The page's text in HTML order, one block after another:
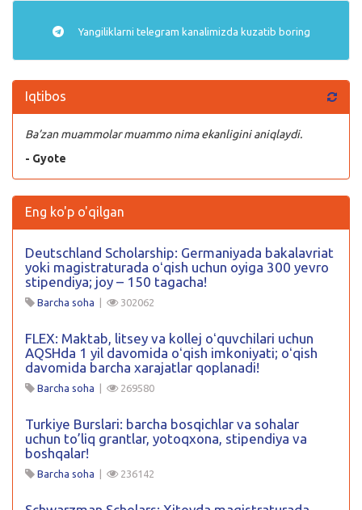
Yangiliklarni telegram kanalimizda kuzatib boring
Iqtibos
Ba’zan muammolar muammo nima ekanligini aniqlaydi.
- Gyote
Eng ko'p o'qilgan
Deutschland Scholarship: Germaniyada bakalavriat
yoki magistraturada oʻqish uchun oyiga 300 yevro
stipendiya; joy – 150 tagacha!
Barcha soha | 302062
FLEX: Maktab, litsey va kollej oʻquvchilari uchun
AQSHda 1 yil davomida oʻqish imkoniyati; oʻqish
davomida barcha xarajatlar qoplanadi!
Barcha soha | 269580
Turkiye Burslari: barcha bosqichlar va sohalar
uchun to’liq grantlar, yotoqxona, stipendiya va
boshqalar!
Barcha soha | 236142